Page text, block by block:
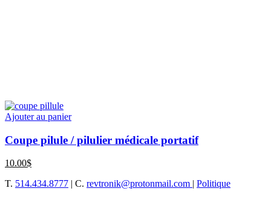
Ajouter au panier
Coupe pilule / pilulier médicale portatif
10.00$
T. 514.434.8777 | C. revtronik@protonmail.com | Politique